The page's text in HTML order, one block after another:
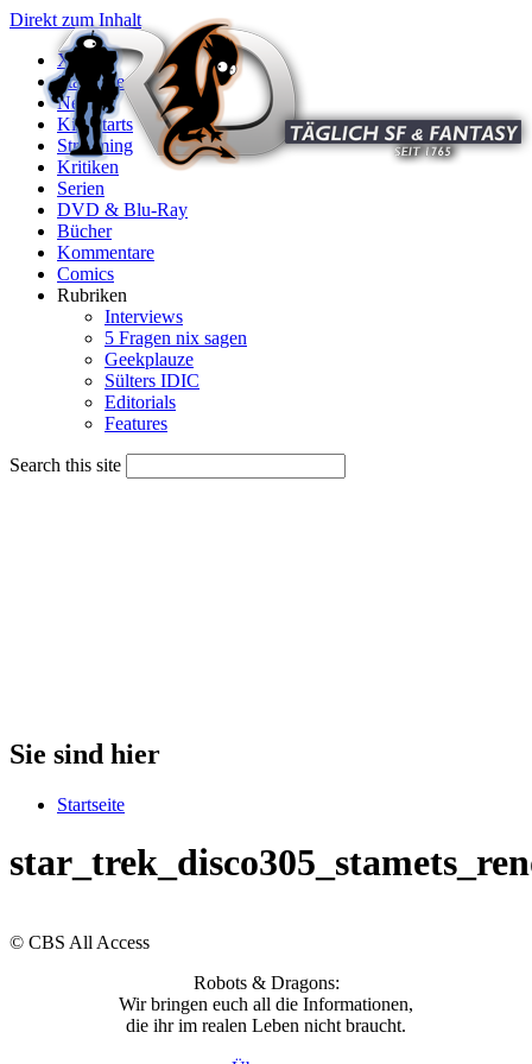
Direkt zum Inhalt
X
Startseite
News
Kinostarts
Streaming
Kritiken
Serien
DVD & Blu-Ray
Bücher
Kommentare
Comics
Rubriken
Interviews
5 Fragen nix sagen
Geekplauze
Sülters IDIC
Editorials
Features
Search this site
Sie sind hier
Startseite
© CBS All Access
Robots & Dragons:
Wir bringen euch all die Informationen,
die ihr im realen Leben nicht braucht.